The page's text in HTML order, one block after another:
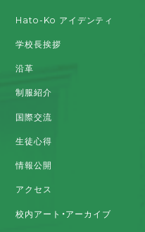
Hato-Ko アイデンティ
学校長挨拶
沿革
制服紹介
国際交流
生徒心得
情報公開
アクセス
校内アート・アーカイブ